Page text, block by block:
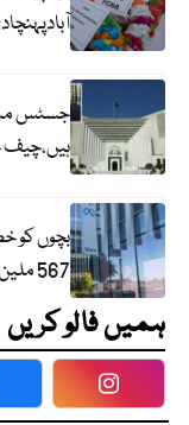
جسٹس
بچوں کو
567 ملین ڈالر جرمانہ
ہمیں فالو کریں